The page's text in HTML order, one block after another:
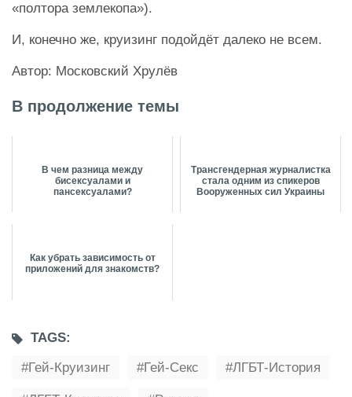
«полтора землекопа»).
И, конечно же, круизинг подойдёт далеко не всем.
Автор: Московский Хрулёв
В продолжение темы
В чем разница между
бисексуалами и
пансексуалами?
Трансгендерная журналистка
стала одним из спикеров
Вооруженных сил Украины
Как убрать зависимость от
приложений для знакомств?
TAGS:
Гей-Круизинг
Гей-Секс ЛГБТ-История